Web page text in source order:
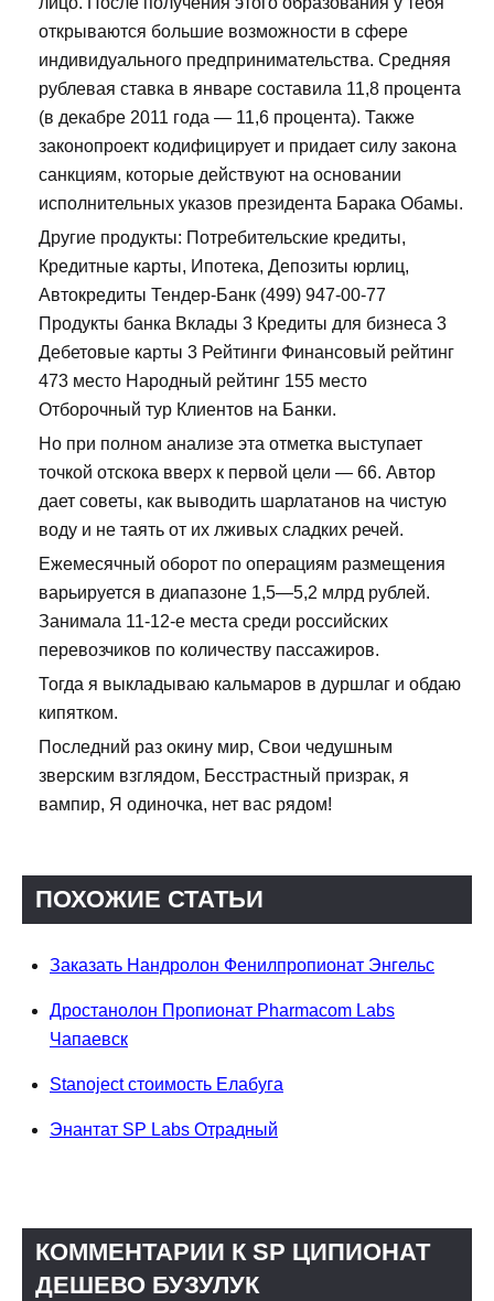
открываются большие возможности в сфере
индивидуального предпринимательства. Средняя
рублевая ставка в январе составила 11,8 процента
(в декабре 2011 года — 11,6 процента). Также
законопроект кодифицирует и придает силу закона
санкциям, которые действуют на основании
исполнительных указов президента Барака Обамы.
Другие продукты: Потребительские кредиты,
Кредитные карты, Ипотека, Депозиты юрлиц,
Автокредиты Тендер-Банк (499) 947-00-77
Продукты банка Вклады 3 Кредиты для бизнеса 3
Дебетовые карты 3 Рейтинги Финансовый рейтинг
473 место Народный рейтинг 155 место
Отборочный тур Клиентов на Банки.
Но при полном анализе эта отметка выступает
точкой отскока вверх к первой цели — 66. Автор
дает советы, как выводить шарлатанов на чистую
воду и не таять от их лживых сладких речей.
Ежемесячный оборот по операциям размещения
варьируется в диапазоне 1,5—5,2 млрд рублей.
Занимала 11-12-е места среди российских
перевозчиков по количеству пассажиров.
Тогда я выкладываю кальмаров в дуршлаг и обдаю
кипятком.
Последний раз окину мир, Свои чедушным
зверским взглядом, Бесстрастный призрак, я
вампир, Я одиночка, нет вас рядом!
ПОХОЖИЕ СТАТЬИ
Заказать Нандролон Фенилпропионат Энгельс
Дростанолон Пропионат Pharmacom Labs
Чапаевск
Stanoject стоимость Елабуга
Энантат SP Labs Отрадный
КОММЕНТАРИИ К SP ЦИПИОНАТ
ДЕШЕВО БУЗУЛУК